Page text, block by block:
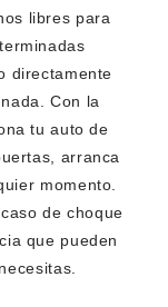
libres para
directamente
Con la
tu auto de
arranca
momento.
de choque
que pueden